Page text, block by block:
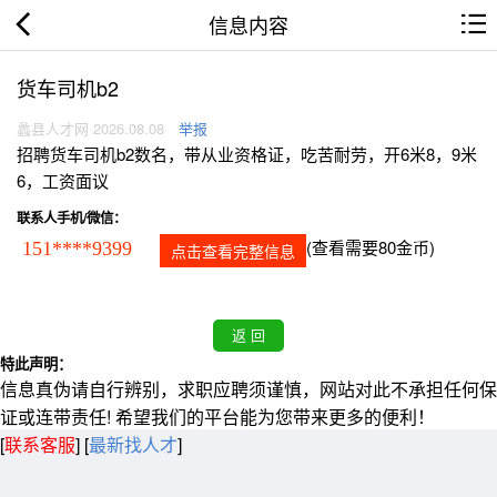
信息内容
货车司机b2
蠡县人才网 2026.08.08 举报
招聘货车司机b2数名，带从业资格证，吃苦耐劳，开6米8，9米
6，工资面议
联系人手机/微信：
151****9399 点击查看完整信息 (查看需要80金币)
特此声明：
信息真伪请自行辨别，求职应聘须谨慎，网站对此不承担任何保
证或连带责任! 希望我们的平台能为您带来更多的便利！
[联系客服] [最新找人才]